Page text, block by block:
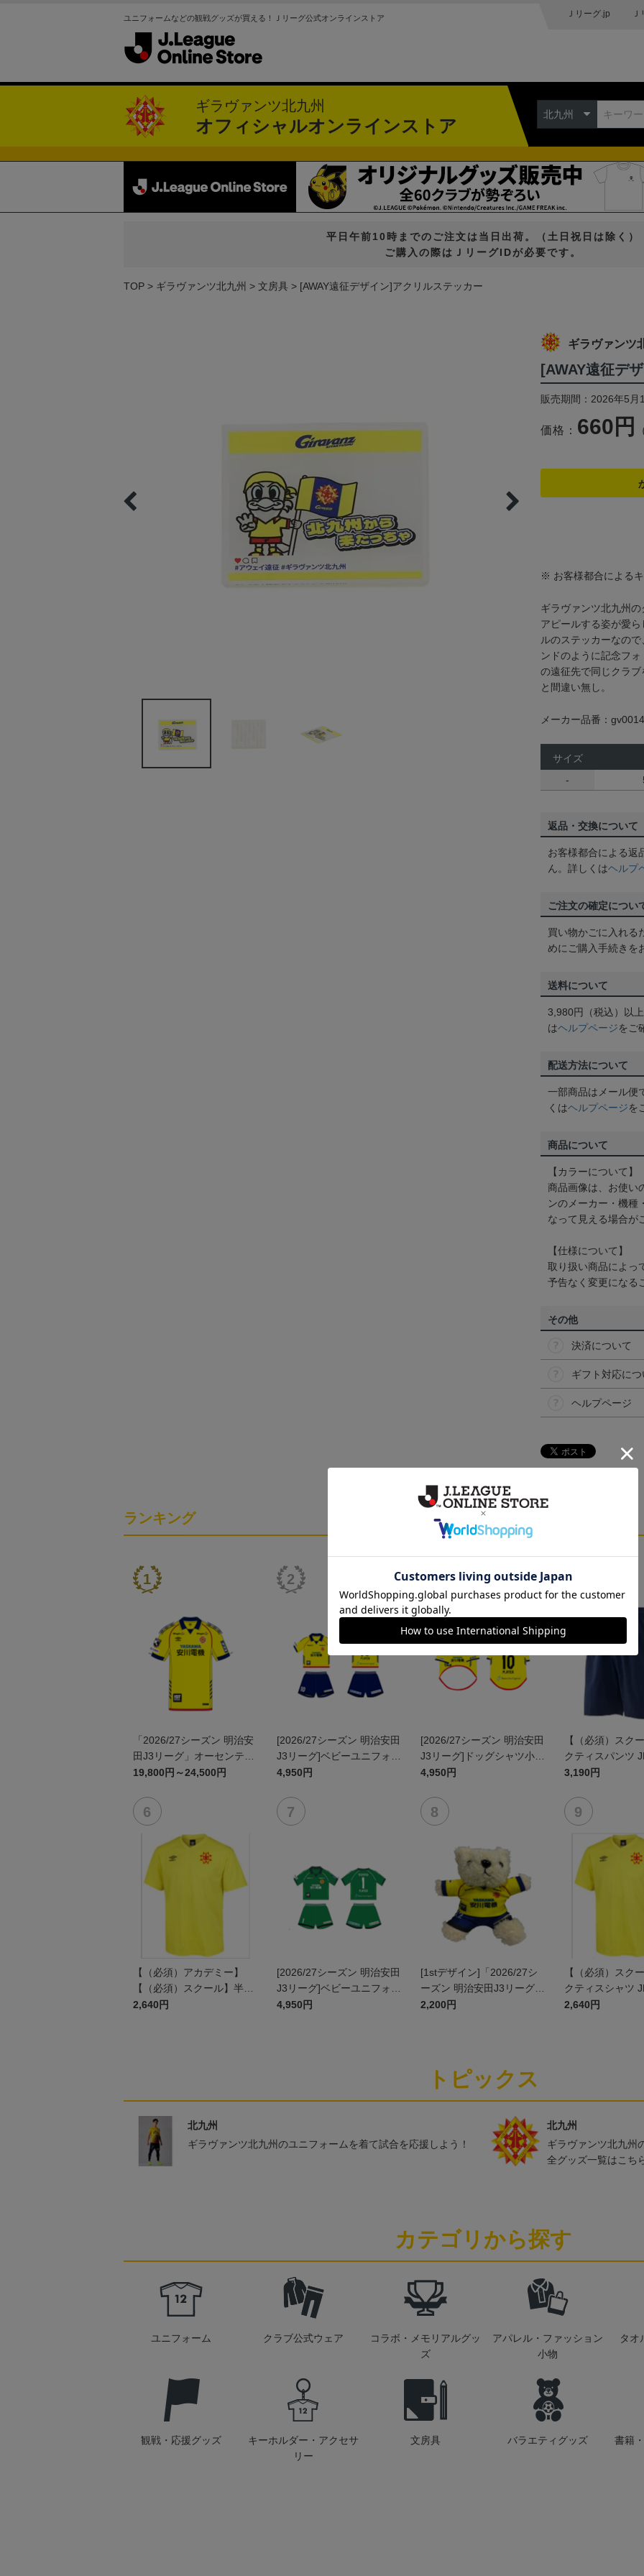
ユニフォームなどの観戦グッズが買える！Ｊリーグ公式オンラインストア Ｊリーグ.jp
ギラヴァンツ北九州
オフィシャルオンラインストア
北九州
平日午前10時までのご注文は当日出荷。（土日祝日は除く）
ご購入の際はＪリーグIDが必要です。
TOP ギラヴァンツ北九州 文房具 [AWAY遠征デザイン]アクリルステッカー
ギラヴァンツ
[AWAY遠征デ
販売期間：2026年5
価格： 660円
※ お客様都合による
ギラヴァンツ北九州
アピールする姿が愛
ルのステッカーなの
ンドのように記念フ
の遠征先で同じクラ
と間違い無し。
メーカー品番：
サイズ
-
返品・交換について
お客様都合による返
ん。詳しくはヘルプ
ご注文の確定につい
買い物かごに入れる
めにご購入手続きを
送料について
3,980円（税込）以
はヘルプページをご
配送方法について
一部商品はメール便
くはヘルプページを
商品について
【カラーについて】
商品画像は、お使い
ンのメーカー・機種
なって見える場合が
【仕様について】
取り扱い商品によっ
予告なく変更になる
その他
決済について
ギフト対応に
ヘルプページ
ランキング
「2026/27シーズン 明治安
田J3リーグ」オーセンティ
ックユニフォームFP1st
19,800円～24,500円
[2026/27シーズン 明治安田
J3リーグ]ベビーユニフォー
ム上下セット(FP1stデザイ
4,950円
[2026/27シーズン 明治安田
J3リーグ]ドッグシャツ小型
犬用(FP1stデザイン)
4,950円
【（必須）スク
クティスパンツ
3,190円
【（必須）アカデミー】
【（必須）スクール】半袖
プラクティスシャツ JR
2,640円
[2026/27シーズン 明治安田
J3リーグ]ベビーユニフォー
ム上下セット(GK1stデザイ
4,950円
[1stデザイン]「2026/27シ
ーズン 明治安田J3リーグ」
ユニフォームベア
2,200円
【（必須）スク
クティスシャツ
2,640円
トピックス
北九州
ギラヴァンツ北九州のユニフォームを着て試合を応援しよう！
北九州
ギラヴァンツ北九州
全グッズ一覧はこち
カテゴリから探す
ユニフォーム クラブ公式ウェア
コラボ・メモリアルグッ
ズ
アパレル・ファッション
小物
タオ
観戦・応援グッズ
キーホルダー・アクセサ
リー
文房具 バラエティグッズ 書籍